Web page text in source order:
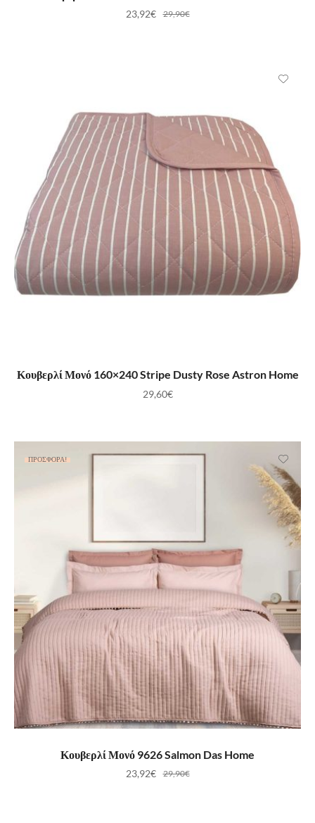
29,90€
23,92€
ΠΡΟΣΘΉΚΗ ΣΤΟ ΚΑΛΆΘΙ
Κουβερλί Μονό 160×240 Stripe Dusty Rose Astron Home
29,60€
ΠΡΟΣΦΟΡΆ!
ΠΡΟΣΘΉΚΗ ΣΤΟ ΚΑΛΆΘΙ
Κουβερλί Μονό 9626 Salmon Das Home
29,90€
23,92€